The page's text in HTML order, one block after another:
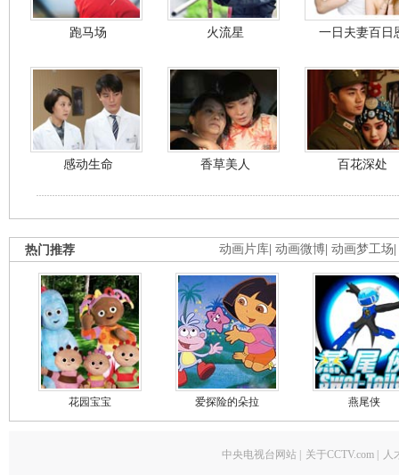
跑马场 火流星 一日夫妻百日
感动生命 香草美人 百花深处
动画片库 动画微博 动画梦工场
热门推荐
花园宝宝 爱探险的朵拉 燕尾侠
中央电视台网站 关于CCTV.com 人